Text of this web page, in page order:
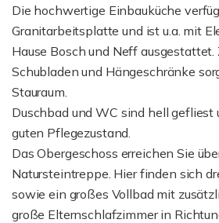
Die hochwertige Einbauküche
Granitarbeitsplatte und ist u.a. mit
Hause Bosch und Neff ausgestattet.
Schubladen und Hängeschränke
Stauraum.
Duschbad und WC sind hell gefliest
guten Pflegezustand.
Das Obergeschoss erreichen Sie
Natursteintreppe. Hier finden sich
sowie ein großes Vollbad mit
große Elternschlafzimmer in